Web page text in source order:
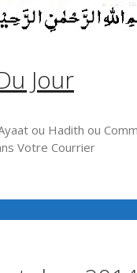
Jour
ou Hadith ou
Votre Courrier